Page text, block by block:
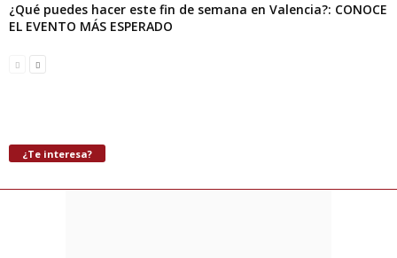
¿Qué puedes hacer este fin de semana en Valencia?: CONOCE
EL EVENTO MÁS ESPERADO
¿Te interesa?